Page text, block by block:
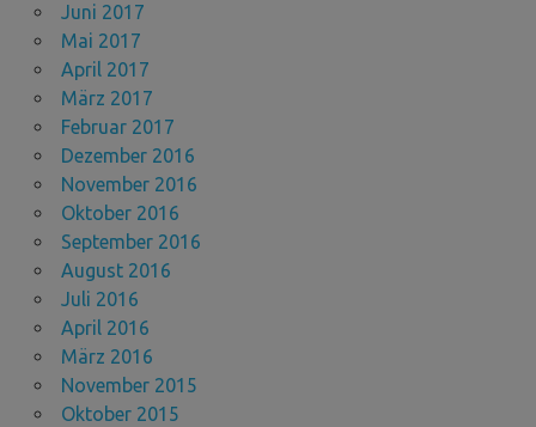
Juni 2017
Mai 2017
April 2017
März 2017
Februar 2017
Dezember 2016
November 2016
Oktober 2016
September 2016
August 2016
Juli 2016
April 2016
März 2016
November 2015
Oktober 2015